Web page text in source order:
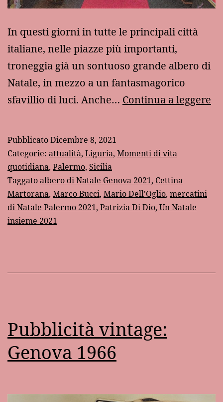
In questi giorni in tutte le principali città
italiane, nelle piazze più importanti,
troneggia già un sontuoso grande albero di
Natale, in mezzo a un fantasmagorico
sfavillio di luci. Anche… Continua a leggere
PubblicatoDicembre 8, 2021
Categorie: attualità, Liguria, Momenti di vita
quotidiana, Palermo, Sicilia
Taggatoalbero di Natale Genova 2021, Cettina
Martorana, Marco Bucci, Mario Dell'Oglio, mercatini
di Natale Palermo 2021, Patrizia Di Dio, Un Natale
insieme 2021
Pubblicità vintage:
Genova 1966